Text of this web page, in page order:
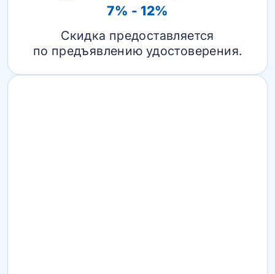
7% - 12%
Скидка предоставляется
по предъявлению удостоверения.